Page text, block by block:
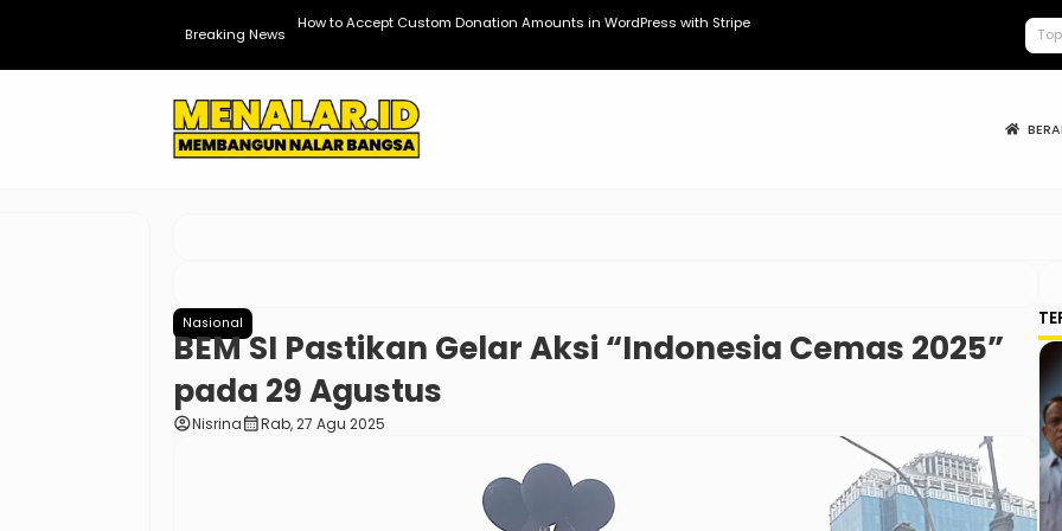
Breaking News
How to Accept Custom Donation Amounts in WordPress with Stripe Kopdes
Nasional
BEM SI Pastikan Gelar Aksi “Indonesia Cemas 2025”
pada 29 Agustus
account_circleNisrinacalendar_monthRab, 27 Agu 2025